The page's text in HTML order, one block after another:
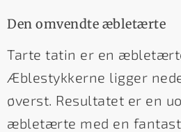
Den omvendte æbletærte
Tarte tatin er en
Æblestykkerne ligger
øverst. Resultatet er en
æbletærte med en